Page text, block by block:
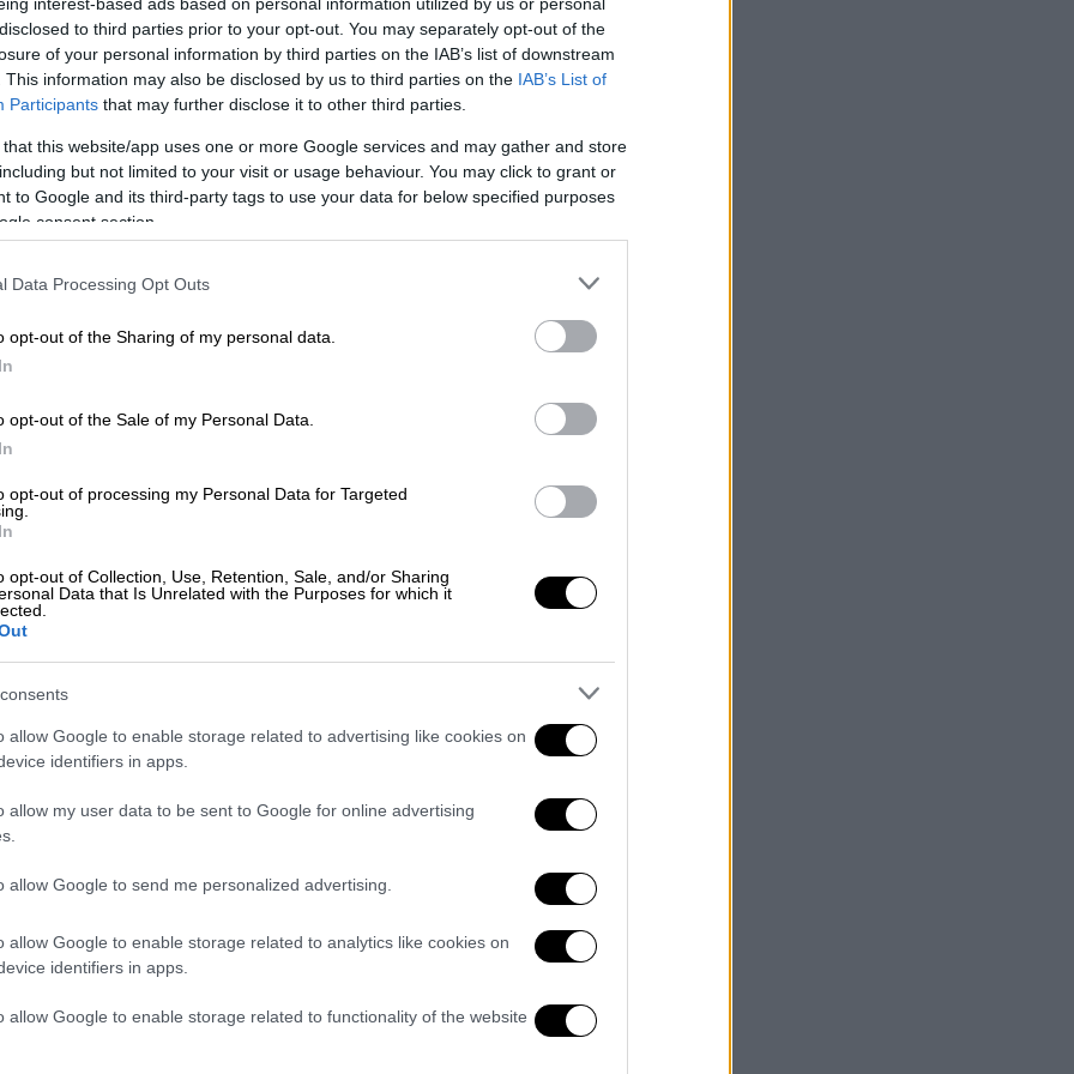
to third parties prior to your opt-out. You may separately opt-out of the
of your personal information by third parties on the IAB’s list of downstream
This information may also be disclosed by us to third parties on the IAB’s List of
Participants that may further disclose it to other third parties.
that this website/app uses one or more Google services and may gather and store
but not limited to your visit or usage behaviour. You may click to grant or
to Google and its third-party tags to use your data for below specified purposes
consent section.
Data Processing Opt Outs
opt-out of the Sharing of my personal data.
opt-out of the Sale of my Personal Data.
opt-out of processing my Personal Data for Targeted
opt-out of Collection, Use, Retention, Sale, and/or Sharing
Data that Is Unrelated with the Purposes for which it
allow Google to enable storage related to advertising like cookies on
identifiers in apps.
allow my user data to be sent to Google for online advertising
allow Google to send me personalized advertising.
allow Google to enable storage related to analytics like cookies on
identifiers in apps.
allow Google to enable storage related to functionality of the website
το ΕΘΝΟΣ στη Google
πολύωρες καθυστερήσεις στις πτήσεις
εγκλωβισμένοι στο αεροδρόμιο του
τα drones το βράδυ της Τετάρτης
19 και 20 Δεκεμβρίου.
τα βρετανικά Μέσα Ενημέρωσης, είναι
τα εντόπισαν. Σύμφωνα με την εφημερίδα
στους αστυνομικούς ότι δεν
τα drones.
σε ευαίσθητες περιοχές όπως τα
την πορεία τους προς τα κάτω είναι
αεροδρομίου του Γκάτγουικ, μέχρι
αναμένεται να έχει αποκατασταθεί
Σύμφωνα με το ΒΒC,το αεροδρόμιο του
υπουργείο Μεταφορών της Βρετανίας
αιθέρες. Η εφημερίδα
απειλές με τα drones να «κόβουν» βόλτες
έχουν τριπλασιαστεί στη
επιχείρησαν να προκαλέσουν χάος
29 drone και το 2016 71 (drone).